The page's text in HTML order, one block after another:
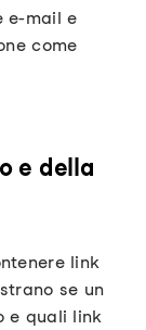
e-mail e
come
e della
link
se un
e quali link